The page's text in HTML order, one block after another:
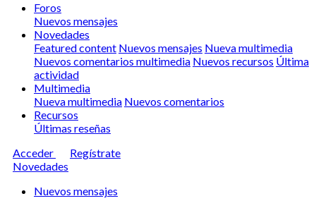
Foros
Nuevos mensajes
Novedades
Featured content Nuevos mensajes Nueva multimedia
Nuevos comentarios multimedia Nuevos recursos Última
actividad
Multimedia
Nueva multimedia Nuevos comentarios
Recursos
Últimas reseñas
Acceder
Regístrate
Novedades
Nuevos mensajes